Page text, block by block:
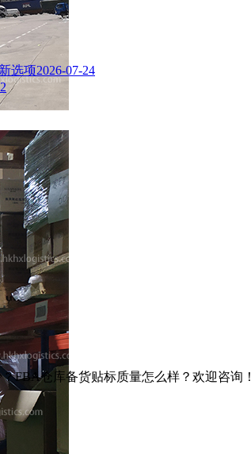
选项2026-07-24
FBA仓库备货贴标质量怎么样？欢迎咨询！